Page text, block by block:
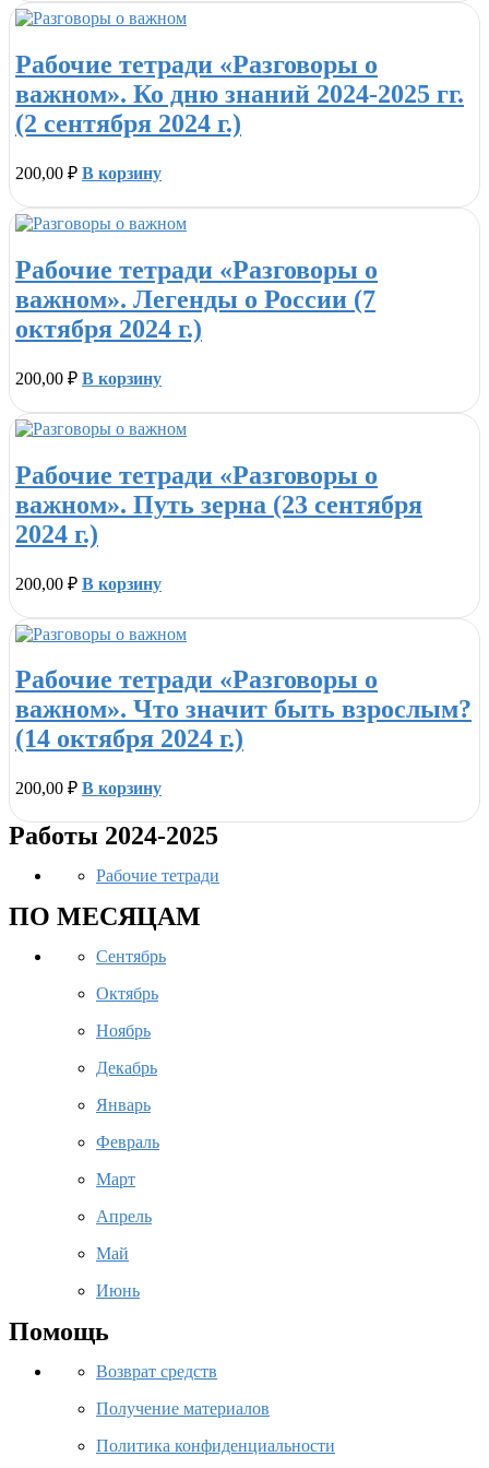
Рабочие тетради «Разговоры о
важном». Ко дню знаний 2024-2025 гг.
(2 сентября 2024 г.)
200,00 ₽ В корзину
Рабочие тетради «Разговоры о
важном». Легенды о России (7
октября 2024 г.)
200,00 ₽ В корзину
Рабочие тетради «Разговоры о
важном». Путь зерна (23 сентября
2024 г.)
200,00 ₽ В корзину
Рабочие тетради «Разговоры о
важном». Что значит быть взрослым?
(14 октября 2024 г.)
200,00 ₽ В корзину
Работы 2024-2025
Рабочие тетради
ПО МЕСЯЦАМ
Сентябрь
Октябрь
Ноябрь
Декабрь
Январь
Февраль
Март
Апрель
Май
Июнь
Помощь
Возврат средств
Получение материалов
Политика конфиденциальности